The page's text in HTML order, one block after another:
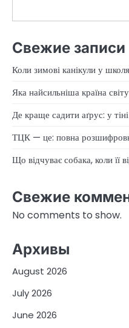
Свежие записи
Коли зимові канікули у
Яка найсильніша країна
Де краще садити аґрус: у
ТЦК — це: повна
Що відчуває собака, коли її
Свежие
No comments to show.
Архивы
August 2026
July 2026
June 2026